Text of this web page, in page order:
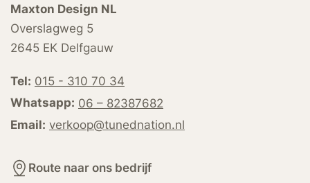
Maxton Design NL
Overslagweg 5
2645 EK Delfgauw
Tel: 015 - 310 70 34
Whatsapp: 06 – 82387682
Email: verkoop@tunednation.nl
Route naar ons bedrijf